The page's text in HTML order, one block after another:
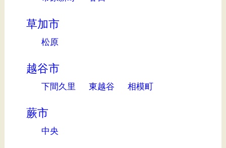
草加市
松原
越谷市
下間久里 東越谷 相模町
蕨市
中央